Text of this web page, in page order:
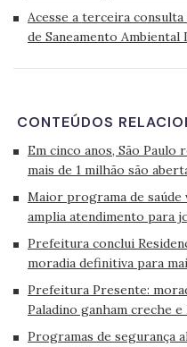
Acesse a terceira
de Saneamento Ambiental
CONTEÚDOS
Em cinco anos, São Paulo
mais de 1 milhão são
Maior programa de saúde
amplia atendimento para
Prefeitura conclui
moradia definitiva para
Prefeitura Presente:
Paladino ganham creche
Programas de segurança